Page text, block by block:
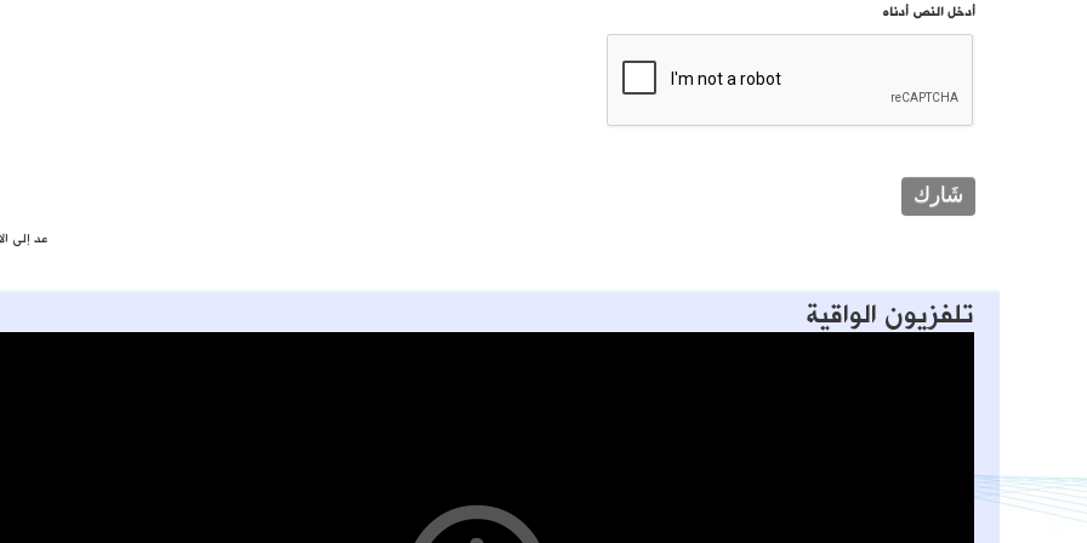
أدخل النص أدناه
عد إلى
تلفزيون الواقية